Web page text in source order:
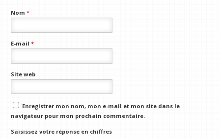
Nom*
E-mail*
Site web
Enregistrer mon nom, mon e-mail et mon site dans le
navigateur pour mon prochain commentaire.
Saisissez votre réponse en chiffres